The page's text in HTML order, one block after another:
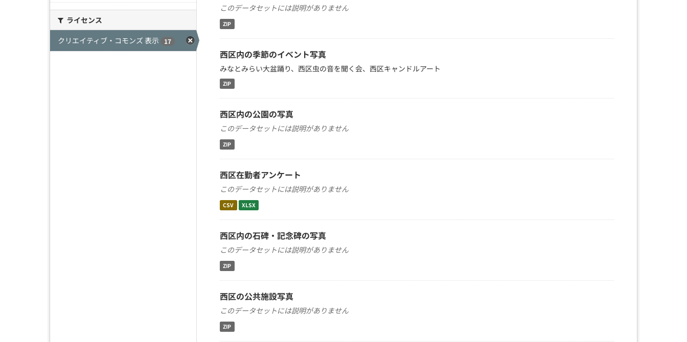
ライセンス
クリエイティブ・コモンズ 表示
17
このデータセットには説明がありません
ZIP
西区内の季節のイベント写真
みなとみらい大盆踊り、西区虫の音を聞く会、西区キャンドルアート
ZIP
西区内の公園の写真
このデータセットには説明がありません
ZIP
西区在勤者アンケート
このデータセットには説明がありません
CSV XLSX
西区内の石碑・記念碑の写真
このデータセットには説明がありません
ZIP
西区の公共施設写真
このデータセットには説明がありません
ZIP